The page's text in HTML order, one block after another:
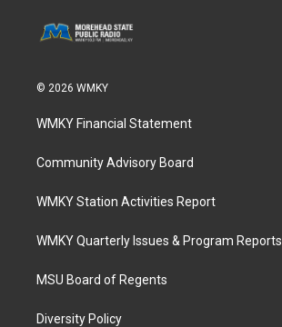
© 2026 WMKY
WMKY Financial Statement
Community Advisory Board
WMKY Station Activities Report
WMKY Quarterly Issues & Program Reports
MSU Board of Regents
Diversity Policy